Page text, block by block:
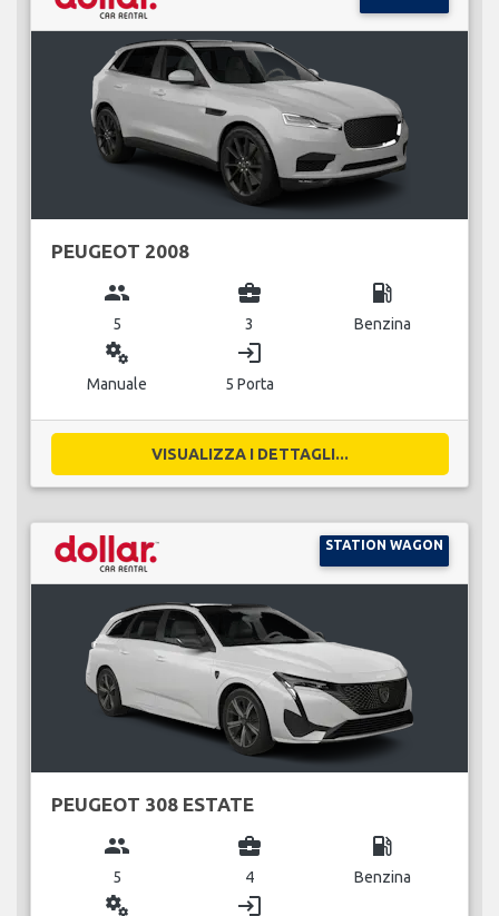
PEUGEOT 2008
group
5
business_center
3
local_gas_station
Benzina
miscellaneous_services
Manuale
login
5 Porta
VISUALIZZA I DETTAGLI...
STATION WAGON
PEUGEOT 308 ESTATE
group
5
business_center
4
local_gas_station
Benzina
miscellaneous_services login